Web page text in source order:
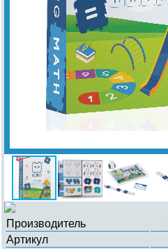
Производитель
Артикул